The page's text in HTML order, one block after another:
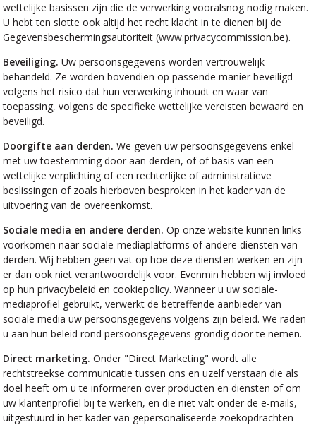
wettelijke basissen zijn die de verwerking vooralsnog nodig maken.
U hebt ten slotte ook altijd het recht klacht in te dienen bij de
Gegevensbeschermingsautoriteit (www.privacycommission.be).
Beveiliging. Uw persoonsgegevens worden vertrouwelijk
behandeld. Ze worden bovendien op passende manier beveiligd
volgens het risico dat hun verwerking inhoudt en waar van
toepassing, volgens de specifieke wettelijke vereisten bewaard en
beveiligd.
Doorgifte aan derden. We geven uw persoonsgegevens enkel
met uw toestemming door aan derden, of of basis van een
wettelijke verplichting of een rechterlijke of administratieve
beslissingen of zoals hierboven besproken in het kader van de
uitvoering van de overeenkomst.
Sociale media en andere derden. Op onze website kunnen links
voorkomen naar sociale-mediaplatforms of andere diensten van
derden. Wij hebben geen vat op hoe deze diensten werken en zijn
er dan ook niet verantwoordelijk voor. Evenmin hebben wij invloed
op hun privacybeleid en cookiepolicy. Wanneer u uw sociale-
mediaprofiel gebruikt, verwerkt de betreffende aanbieder van
sociale media uw persoonsgegevens volgens zijn beleid. We raden
u aan hun beleid rond persoonsgegevens grondig door te nemen.
Direct marketing. Onder "Direct Marketing" wordt alle
rechtstreekse communicatie tussen ons en uzelf verstaan die als
doel heeft om u te informeren over producten en diensten of om
uw klantenprofiel bij te werken, en die niet valt onder de e-mails,
uitgestuurd in het kader van gepersonaliseerde zoekopdrachten